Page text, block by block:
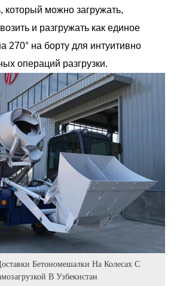
который можно загружать,
и разгружать как единое
270° на борту для интуитивно
операций разгрузки.
Бетономешалки На Колесах С
В Узбекистан